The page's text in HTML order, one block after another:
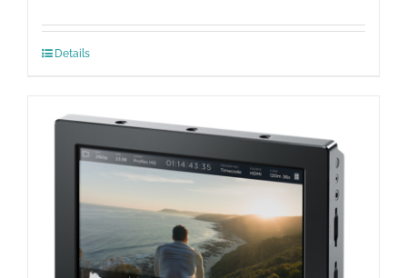
Details